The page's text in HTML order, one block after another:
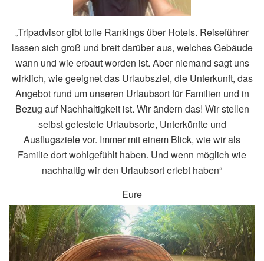
„Tripadvisor gibt tolle Rankings über Hotels. Reiseführer
lassen sich groß und breit darüber aus, welches Gebäude
wann und wie erbaut worden ist. Aber niemand sagt uns
wirklich, wie geeignet das Urlaubsziel, die Unterkunft, das
Angebot rund um unseren Urlaubsort für Familien und in
Bezug auf Nachhaltigkeit ist. Wir ändern das! Wir stellen
selbst getestete Urlaubsorte, Unterkünfte und
Ausflugsziele vor. Immer mit einem Blick, wie wir als
Familie dort wohlgefühlt haben. Und wenn möglich wie
nachhaltig wir den Urlaubsort erlebt haben“
Eure